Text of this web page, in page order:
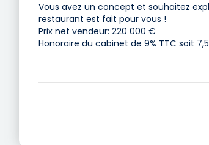
Vous avez un concept et souhaitez
restaurant est fait pour vous !
Prix net vendeur: 220 000 €
Honoraire du cabinet de 9% TTC soit